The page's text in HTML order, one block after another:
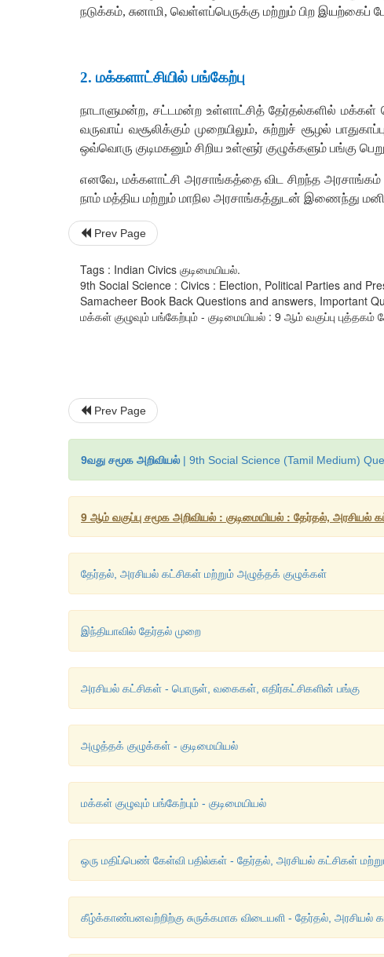
நடுக்கம், சுனாமி, வெள்ளப்பெருக்கு மற்றும் பிற இயற்கைப்
2. மக்களாட்சியில் பங்கேற்பு
நாடாளுமன்ற, சட்டமன்ற உள்ளாட்சித் தேர்தல்களில் மக்கள்
வருவாய் வசூலிக்கும் முறையிலும், சுற்றுச் சூழல் பாதுகாப்பு
ஒவ்வொரு குடிமகனும் சிறிய உள்ளூர் குழுக்களும் பங்கு
எனவே, மக்களாட்சி அரசாங்கத்தை விட சிறந்த அரசாங்கம்
நாம் மத்திய மற்றும் மாநில அரசாங்கத்துடன் இணைந்து
Prev Page
Tags : Indian Civics குடிமையியல்.
9th Social Science : Civics : Election, Political Parties and
Samacheer Book Back Questions and answers, Important
மக்கள் குழுவும் பங்கேற்பும் - குடிமையியல் : 9 ஆம் வகுப்பு
Prev Page
9வது சமூக அறிவியல் | 9th Social Science (Tamil Medium)
9 ஆம் வகுப்பு சமூக அறிவியல் : குடிமையியல் : தேர்தல், அரசியல்
தேர்தல், அரசியல் கட்சிகள் மற்றும் அழுத்தக் குழுக்கள்
இந்தியாவில் தேர்தல் முறை
அரசியல் கட்சிகள் - பொருள், வகைகள், எதிர்கட்சிகளின் பங்கு
அழுத்தக் குழுக்கள் - குடிமையியல்
மக்கள் குழுவும் பங்கேற்பும் - குடிமையியல்
ஒரு மதிப்பெண் கேள்வி பதில்கள் - தேர்தல், அரசியல் கட்சிகள்
கீழ்க்காண்பனவற்றிற்கு சுருக்கமாக விடையளி - தேர்தல், அரசியல்